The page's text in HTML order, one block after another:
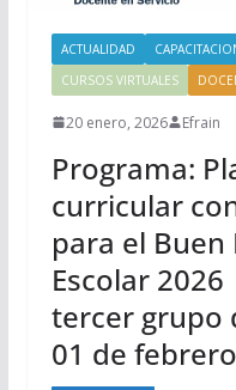
ACTUALIDAD
CURSOS VIRTUALES
20 enero, 2026 Efrain
Programa:
curricular
para el
Escolar
tercer grupo
01 de febrero